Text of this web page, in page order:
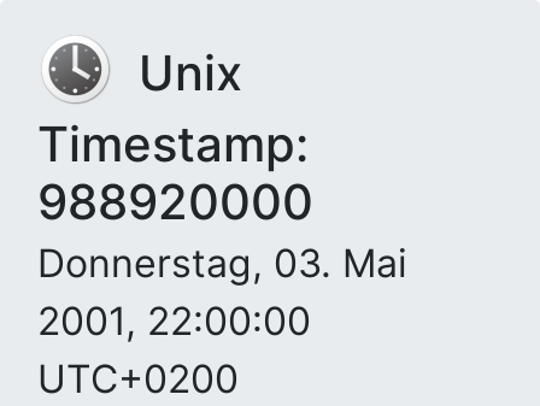
Unix
Timestamp:
988920000
Donnerstag, 03. Mai
2001, 22:00:00
UTC+0200